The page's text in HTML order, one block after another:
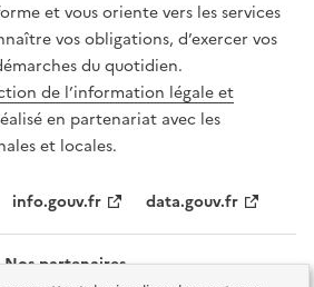
et vous oriente vers les services
vos obligations, d’exercer vos
du quotidien.
de l’information légale et
en partenariat avec les
et locales.
info.gouv.fr data.gouv.fr
Nos partenaires